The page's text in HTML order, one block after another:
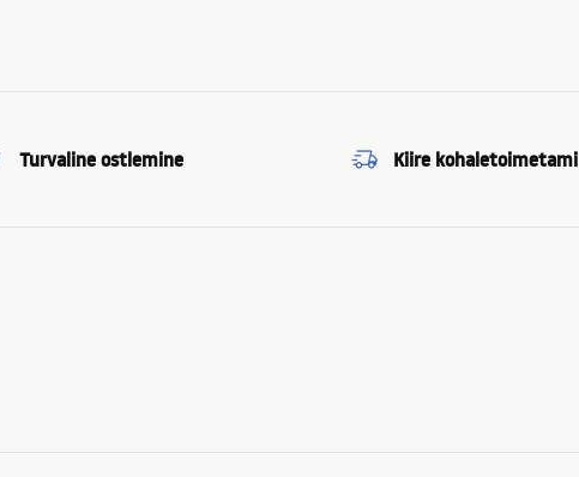
Turvaline ostlemine Kiire